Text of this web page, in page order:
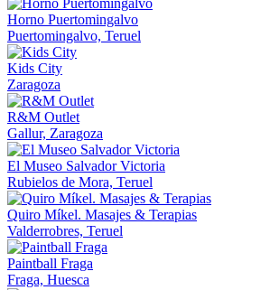
Horno Puertomingalvo
Puertomingalvo, Teruel
Kids City
Zaragoza
R&M Outlet
Gallur, Zaragoza
El Museo Salvador Victoria
Rubielos de Mora, Teruel
Quiro Míkel. Masajes & Terapias
Valderrobres, Teruel
Paintball Fraga
Fraga, Huesca